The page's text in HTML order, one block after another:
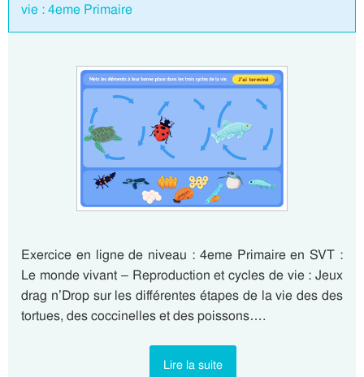
vie : 4eme Primaire
Exercice en ligne de niveau : 4eme Primaire en SVT :
Le monde vivant – Reproduction et cycles de vie : Jeux
drag n’Drop sur les différentes étapes de la vie des des
tortues, des coccinelles et des poissons….
Lire la suite